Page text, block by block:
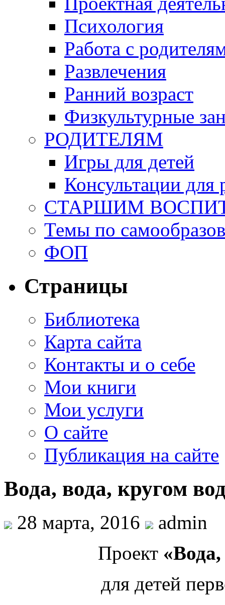
Психология
Работа с
Развлечения
Ранний возраст
Физкультурные
РОДИТЕЛЯМ
Игры для детей
Консультации для
СТАРШИМ
Темы по
ФОП
Страницы
Библиотека
Карта сайта
Контакты и о себе
Мои книги
Мои услуги
О сайте
Публикация на сайте
Вода, вода, кругом
28 марта, 2016
admin
Проект
для детей